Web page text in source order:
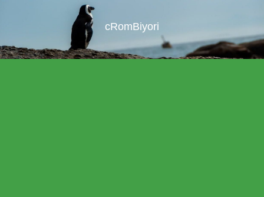
cRomBiyori